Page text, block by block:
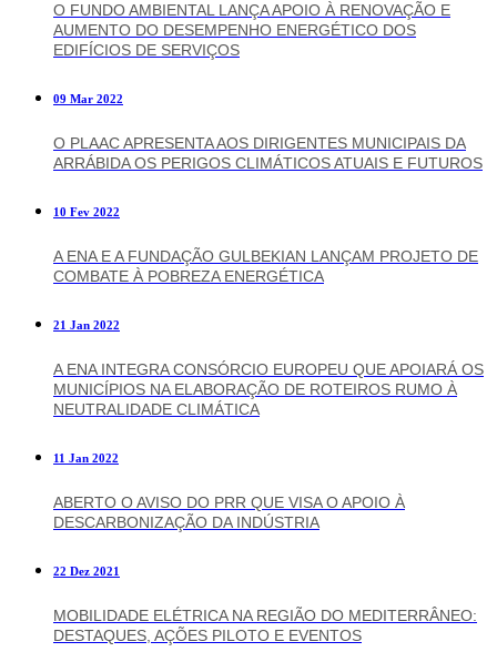
O FUNDO AMBIENTAL LANÇA APOIO À RENOVAÇÃO E
AUMENTO DO DESEMPENHO ENERGÉTICO DOS
EDIFÍCIOS DE SERVIÇOS
09 Mar 2022
O PLAAC APRESENTA AOS DIRIGENTES MUNICIPAIS DA
ARRÁBIDA OS PERIGOS CLIMÁTICOS ATUAIS E FUTUROS
10 Fev 2022
A ENA E A FUNDAÇÃO GULBEKIAN LANÇAM PROJETO DE
COMBATE À POBREZA ENERGÉTICA
21 Jan 2022
A ENA INTEGRA CONSÓRCIO EUROPEU QUE APOIARÁ OS
MUNICÍPIOS NA ELABORAÇÃO DE ROTEIROS RUMO À
NEUTRALIDADE CLIMÁTICA
11 Jan 2022
ABERTO O AVISO DO PRR QUE VISA O APOIO À
DESCARBONIZAÇÃO DA INDÚSTRIA
22 Dez 2021
MOBILIDADE ELÉTRICA NA REGIÃO DO MEDITERRÂNEO:
DESTAQUES, AÇÕES PILOTO E EVENTOS